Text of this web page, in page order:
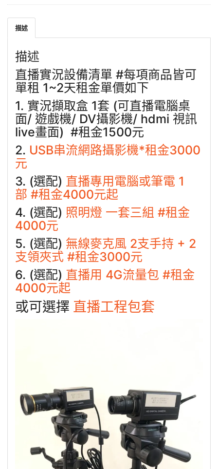
描述
描述
直播實況設備清單 #每項商品皆可
單租 1~2天租金單價如下
1. 實況擷取盒 1套 (可直播電腦桌
面/ 遊戲機/ DV攝影機/ hdmi 視訊
live畫面) #租金1500元
2. USB串流網路攝影機*租金3000
元
3. (選配) 直播專用電腦或筆電 1
部 #租金4000元起
4. (選配) 照明燈 一套三組 #租金
4000元
5. (選配) 無線麥克風 2支手持 + 2
支領夾式 #租金3000元
6. (選配) 直播用 4G流量包 #租金
4000元起
或可選擇 直播工程包套